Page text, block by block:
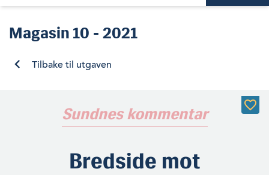
Magasin 10 - 2021
Tilbake til utgaven
Sundnes kommentar
Bredside mot